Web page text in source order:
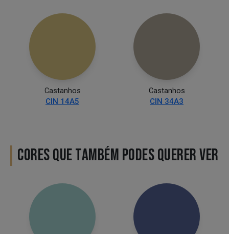
Castanhos
CIN 14A5
Castanhos
CIN 34A3
CORES QUE TAMBÉM PODES QUERER VER